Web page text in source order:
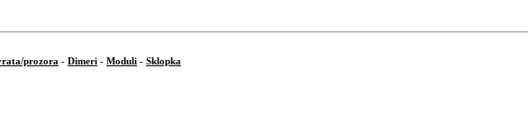
prozora - Dimeri - Moduli - Sklopka